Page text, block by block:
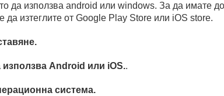
да използва android или windows. За да имате
изтеглите от Google Play Store или iOS store.
Android или iOS..
система.